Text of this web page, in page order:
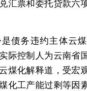
汇票和委托贷款六
务违约主体云煤
际控制人为云南省
煤化解释道，受宏
化工产能过剩等因